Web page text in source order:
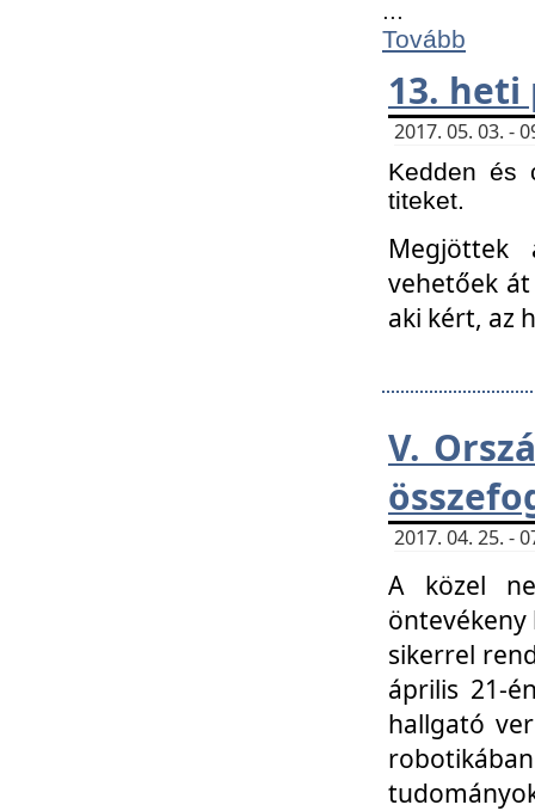
Tovább
13.
2017. 05. 03. -
Kedden és
titeket.
Megjöttek
vehetőek
aki kért, az
V.
2017. 04. 25. -
A közel
öntevékeny
sikerrel
április 21-
hallgató